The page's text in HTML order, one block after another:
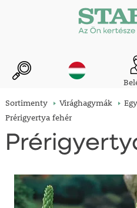
Sortimenty Virághagymák
Prérigyertya fehér